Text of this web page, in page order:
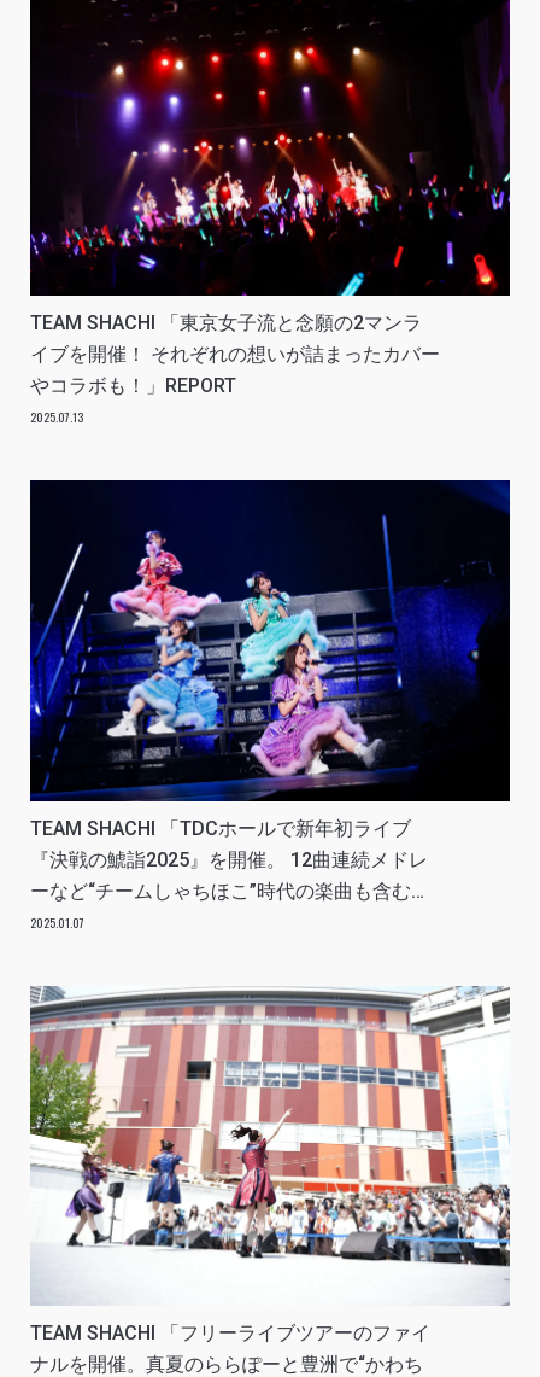
TEAM SHACHI 「東京女子流と念願の2マンラ
イブを開催！ それぞれの想いが詰まったカバー
やコラボも！」REPORT
2025.07.13
TEAM SHACHI 「TDCホールで新年初ライブ
『決戦の鯱詣2025』を開催。 12曲連続メドレ
ーなど“チームしゃちほこ”時代の楽曲も含む全
34曲の圧巻のパフォーマンスを披露！ 今年一
シュを切るライブに！」 REPORT
2025.01.07
TEAM SHACHI 「フリーライブツアーのファイ
ナルを開催。真夏のららぽーと豊洲で“かわち